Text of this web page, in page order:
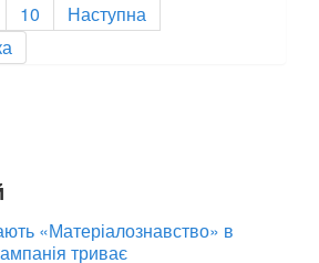
10
Наступна
«Матеріалознавство» в
триває